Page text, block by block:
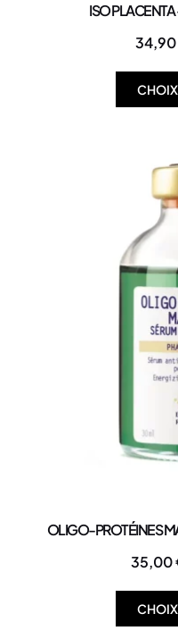
ISO
34,90
OLIGO-PROTÉINES
35,00